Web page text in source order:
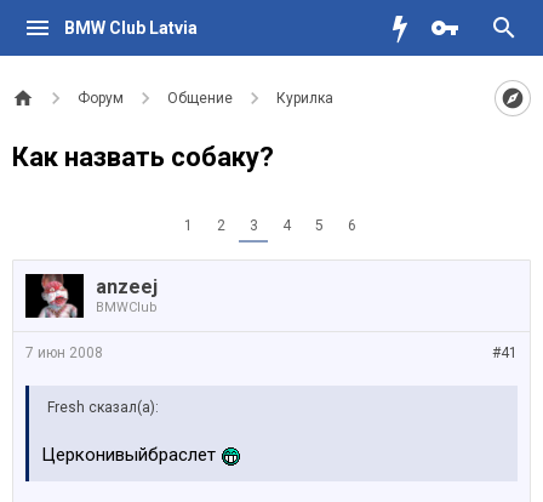
BMW Club Latvia
Форум Общение Курилка
Как назвать собаку?
1 2 3 4 5 6
anzeej
BMWClub
#41
7 июн 2008
Fresh сказал(а):
Церконивыйбраслет